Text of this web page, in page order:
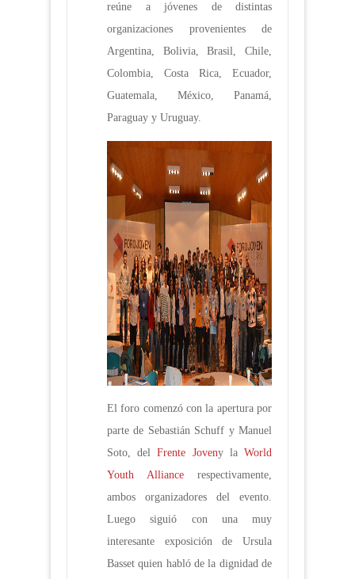
reúne a jóvenes de distintas
organizaciones provenientes de
Argentina, Bolivia, Brasil, Chile,
Colombia, Costa Rica, Ecuador,
Guatemala, México, Panamá,
Paraguay y Uruguay.
El foro comenzó con la apertura por
parte de Sebastián Schuff y Manuel
Soto, delFrente Joveny laWorld
Youth Alliance respectivamente,
ambos organizadores del evento.
Luego siguió con una muy
interesante exposición de Ursula
Basset quien habló de la dignidad de